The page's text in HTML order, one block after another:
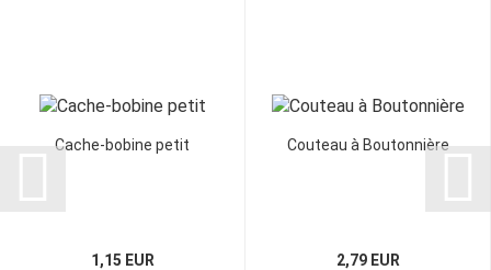
Cache-bobine petit
1,15 EUR
Couteau à Boutonnière
2,79 EUR